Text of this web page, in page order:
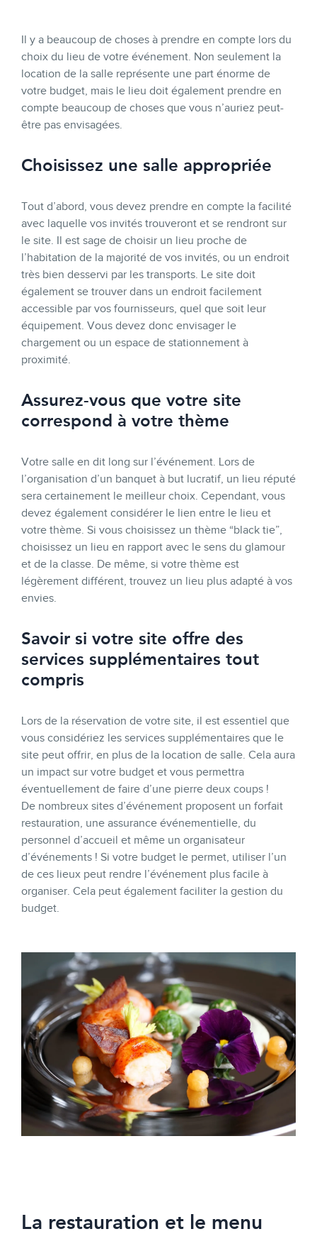
Il y a beaucoup de choses à prendre en compte lors du
choix du lieu de votre événement. Non seulement la
location de la salle représente une part énorme de
votre budget, mais le lieu doit également prendre en
compte beaucoup de choses que vous n’auriez peut-
être pas envisagées.
Choisissez une salle appropriée
Tout d’abord, vous devez prendre en compte la facilité
avec laquelle vos invités trouveront et se rendront sur
le site. Il est sage de choisir un lieu proche de
l’habitation de la majorité de vos invités, ou un endroit
très bien desservi par les transports. Le site doit
également se trouver dans un endroit facilement
accessible par vos fournisseurs, quel que soit leur
équipement. Vous devez donc envisager le
chargement ou un espace de stationnement à
proximité.
Assurez-vous que votre site
correspond à votre thème
Votre salle en dit long sur l’événement. Lors de
l’organisation d’un banquet à but lucratif, un lieu réputé
sera certainement le meilleur choix. Cependant, vous
devez également considérer le lien entre le lieu et
votre thème. Si vous choisissez un thème “black tie”,
choisissez un lieu en rapport avec le sens du glamour
et de la classe. De même, si votre thème est
légèrement différent, trouvez un lieu plus adapté à vos
envies.
Savoir si votre site offre des
services supplémentaires tout
compris
Lors de la réservation de votre site, il est essentiel que
vous considériez les services supplémentaires que le
site peut offrir, en plus de la location de salle. Cela aura
un impact sur votre budget et vous permettra
éventuellement de faire d’une pierre deux coups !
De nombreux sites d’événement proposent un forfait
restauration, une assurance événementielle, du
personnel d’accueil et même un organisateur
d’événements ! Si votre budget le permet, utiliser l’un
de ces lieux peut rendre l’événement plus facile à
organiser. Cela peut également faciliter la gestion du
budget.
La restauration et le menu